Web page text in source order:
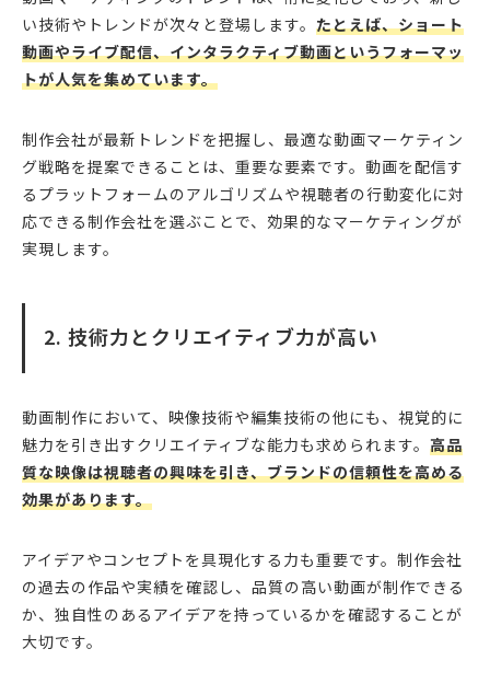
い技術やトレンドが次々と登場します。 たとえば、ショート
動画やライブ配信、インタラクティブ動画というフォーマッ
トが人気を集めています。
制作会社が最新トレンドを把握し、最適な動画マーケティン
グ戦略を提案できることは、重要な要素です。動画を配信す
るプラットフォームのアルゴリズムや視聴者の行動変化に対
応できる制作会社を選ぶことで、効果的なマーケティングが
実現します。
2. 技術力とクリエイティブ力が高い
動画制作において、映像技術や編集技術の他にも、視覚的に
魅力を引き出すクリエイティブな能力も求められます。 高品
質な映像は視聴者の興味を引き、ブランドの信頼性を高める
効果があります。
アイデアやコンセプトを具現化する力も重要です。制作会社
の過去の作品や実績を確認し、品質の高い動画が制作できる
か、独自性のあるアイデアを持っているかを確認することが
大切です。